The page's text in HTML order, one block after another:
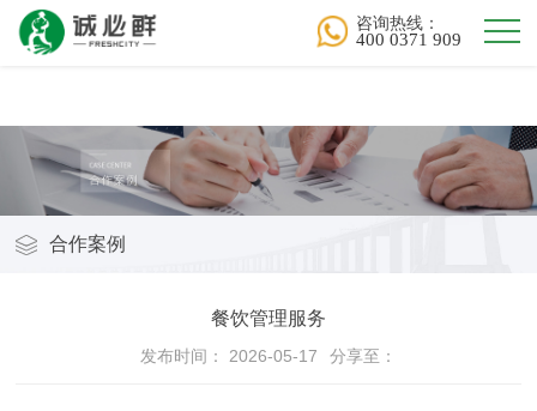
平博·(pinnacle)官方网站咨询热线：
400 0371 909
合作案例
餐饮管理服务
发布时间： 2026-05-17 分享至：